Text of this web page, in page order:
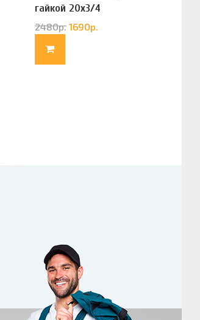
гайкой 20х3/4
(G83322020)
2480р. 1690р.